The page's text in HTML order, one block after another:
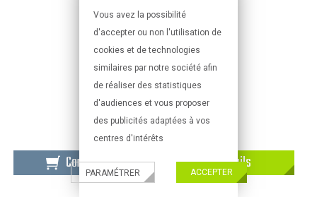
Vous avez la possibilité
d'accepter ou non l'utilisation de
cookies et de technologies
similaires par notre société afin
de réaliser des statistiques
d'audiences et vous proposer
des publicités adaptées à vos
centres d'intérêts
PARAMÉTRER ACCEPTER
Commander Détails